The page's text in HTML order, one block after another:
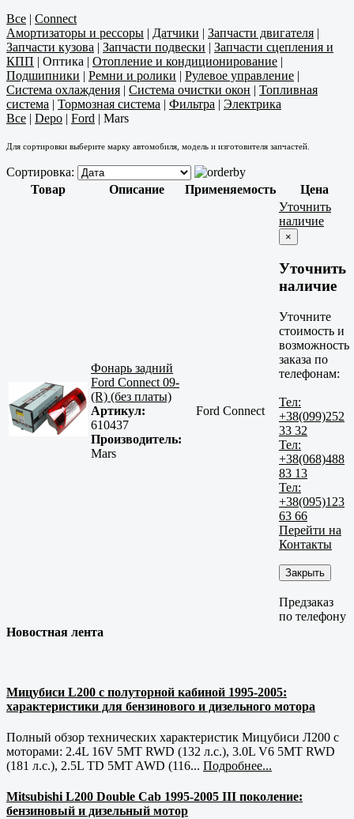
Все | Connect
Амортизаторы и рессоры | Датчики | Запчасти двигателя |
Запчасти кузова | Запчасти подвески | Запчасти сцепления и
КПП | Оптика | Отопление и кондиционирование |
Подшипники | Ремни и ролики | Рулевое управление |
Система охлаждения | Система очистки окон | Топливная
система | Тормозная система | Фильтра | Электрика
Все | Depo | Ford | Mars
Для сортировки выберите марку автомобиля, модель и изготовителя запчастей.
Сортировка:
Товар
Описание Применяемость Цена
Фонарь задний
Ford Connect 09-
(R) (без платы)
Артикул:
610437
Производитель:
Mars
Ford Connect
Уточнить
наличие
×
Уточнить
наличие
Уточните
стоимость и
возможность
заказа по
телефонам:
Тел:
+38(099)252
33 32
Тел:
+38(068)488
83 13
Тел:
+38(095)123
63 66
Перейти на
Контакты
Закрыть
Предзаказ
по телефону
Новостная лента
Мицубиси L200 с полуторной кабиной 1995-2005:
характеристики для бензинового и дизельного мотора
Полный обзор технических характеристик Мицубиси Л200 с
моторами: 2.4L 16V 5MT RWD (132 л.с.), 3.0L V6 5MT RWD
(181 л.с.), 2.5L TD 5MT AWD (116... Подробнее...
Mitsubishi L200 Double Cab 1995-2005 III поколение:
бензиновый и дизельный мотор